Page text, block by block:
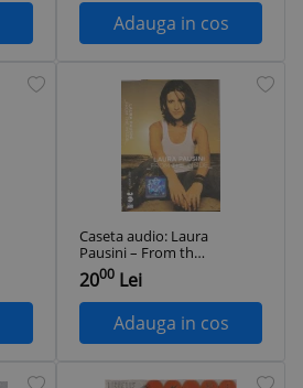
Adauga in cos
Caseta audio: Laura
Pausini ‎– From the
Inside ( 2002,
originala, stare
f.buna)
2000 Lei
Adauga in cos